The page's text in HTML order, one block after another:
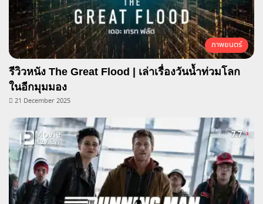
ภาพยนตร์
รีวิวหนัง The Great Flood | เล่าเรื่องวันน้ำท่วมโลก
ในอีกมุมมอง
21 December 2025